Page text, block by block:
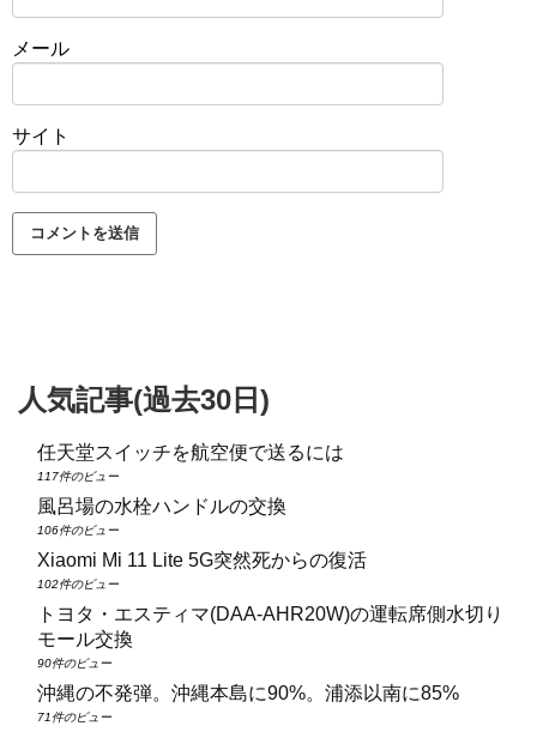
メール
サイト
人気記事(過去30日)
任天堂スイッチを航空便で送るには
117件のビュー
風呂場の水栓ハンドルの交換
106件のビュー
Xiaomi Mi 11 Lite 5G突然死からの復活
102件のビュー
トヨタ・エスティマ(DAA‑AHR20W)の運転席側水切り
モール交換
90件のビュー
沖縄の不発弾。沖縄本島に90%。浦添以南に85%
71件のビュー